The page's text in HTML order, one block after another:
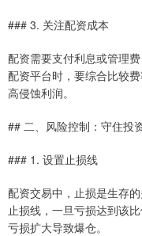
### 3. 关注配资成本
配资需要支付利息或管理
配资平台时，要综合比较
高侵蚀利润。
## 二、风险控制：守住投
### 1. 设置止损线
配资交易中，止损是生存
止损线，一旦亏损达到该
亏损扩大导致爆仓。